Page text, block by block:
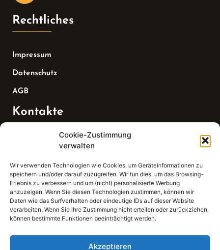
Cookie-Zustimmung
verwalten
Wir verwenden Technologien wie Cookies, um Geräteinformationen zu
speichern und/oder darauf zuzugreifen. Wir tun dies, um das Browsing-
Erlebnis zu verbessern und um (nicht) personalisierte Werbung
anzuzeigen. Wenn Sie diesen Technologien zustimmen, können wir
Daten wie das Surfverhalten oder eindeutige IDs auf dieser Website
verarbeiten. Wenn Sie Ihre Zustimmung nicht erteilen oder zurückziehen,
können bestimmte Funktionen beeinträchtigt werden.
Akzeptieren
Rechtliches
Impressum
Datenschutz
AGB
Kontakte
07147 270 3349
Email:
sekretariat(at)gleis4-seminarzentrum.com
Adresse:
Bahnhofstraße 21, 74343 Sachsenheim